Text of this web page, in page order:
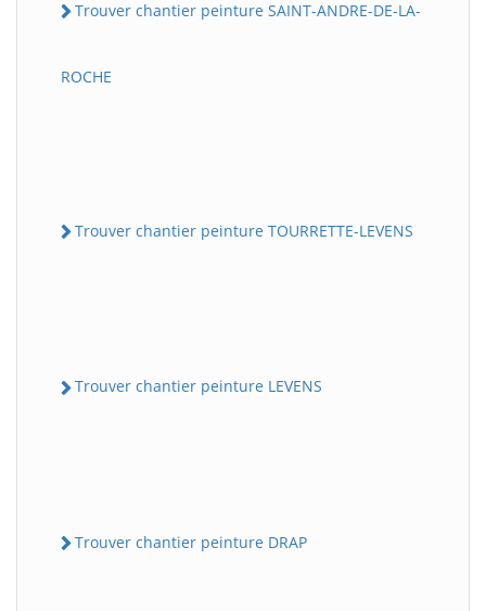
Trouver chantier peinture SAINT-ANDRE-DE-LA-
ROCHE
Trouver chantier peinture TOURRETTE-LEVENS
Trouver chantier peinture LEVENS
Trouver chantier peinture DRAP